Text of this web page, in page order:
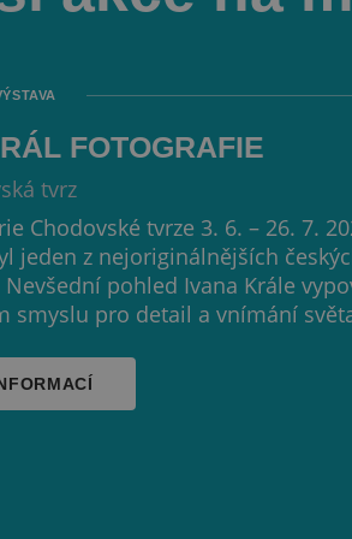
FOTOGRAFIE
tvrz
Chodovské tvrze 3. 6. – 26. 7.
jeden z nejoriginálnějších
pohled Ivana Krále
smyslu pro detail a vnímání